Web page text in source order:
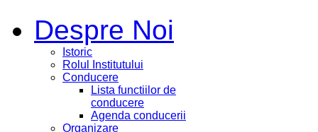
Despre Noi
Istoric
Rolul Institutului
Conducere
Lista functiilor de
conducere
Agenda conducerii
Organizare